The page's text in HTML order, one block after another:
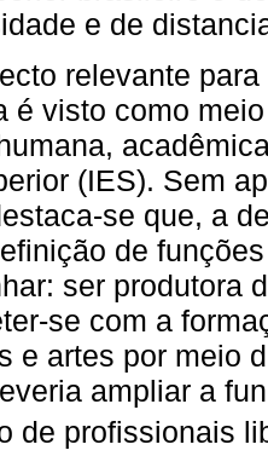
e de
relevante
é visto como
(IES). Sem
se que, a
de
ser produtora
se com a
e artes por meio
ampliar a
de profissionais